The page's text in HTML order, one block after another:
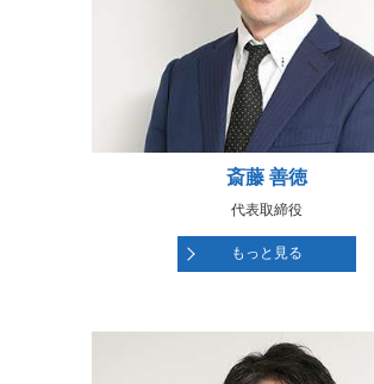
斎藤 善徳
代表取締役
もっと見る